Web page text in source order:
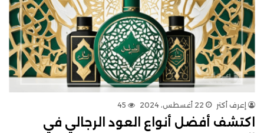
إعرف أكتر 22 أغسطس، 2024 45
اكتشف أفضل أنواع العود الرجالي في